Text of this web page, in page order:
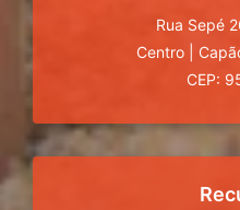
Rua Sepé
Centro
CEP: